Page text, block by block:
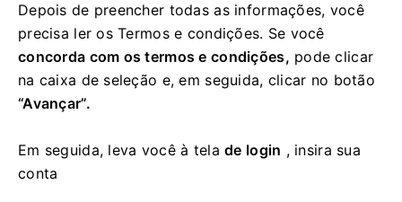
Depois de preencher todas as informações, você
precisa ler os Termos e condições. Se você
concorda com os termos e condições, pode clicar
na caixa de seleção e, em seguida, clicar no botão
“Avançar”.
Em seguida, leva você à telade login , insira sua
conta